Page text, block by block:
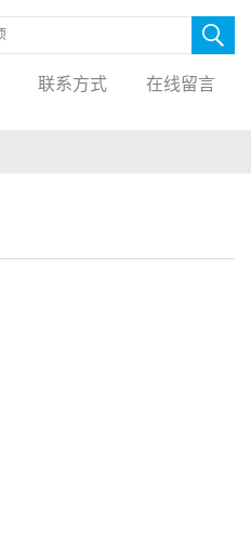
联系方式 在线留言